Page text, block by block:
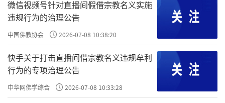
微信视频号针对直播间假借宗教名义实施
违规行为的治理公告
中国佛教协会 2026-07-08 10:38:20
快手关于打击直播间借宗教名义违规牟利
行为的专项治理公告
中华网佛学综合 2026-07-08 10:33:28